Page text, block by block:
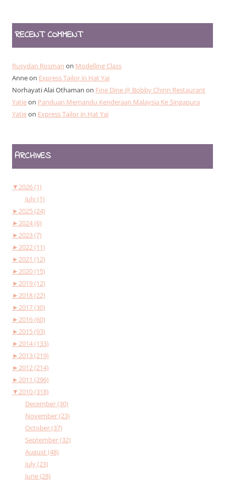
RECENT COMMENT
Rusydan Rosman on Modelling Class
Anneon Express Tailor in Hat Yai
Norhayati Alai Othaman on Fine Dine @ Bobby Chinn Restaurant
Yatieon Panduan Memandu Kenderaan Malaysia Ke Singapura
Yatieon Express Tailor in Hat Yai
ARCHIVES
▼2026 (1)
July (1)
►2025 (24)
►2024 (6)
►2023 (7)
►2022 (11)
►2021 (12)
►2020 (15)
►2019 (12)
►2018 (22)
►2017 (30)
►2016 (60)
►2015 (93)
►2014 (133)
►2013 (219)
►2012 (214)
►2011 (296)
▼2010 (318)
December (30)
November (23)
October (37)
September (32)
August (48)
July (23)
June (28)